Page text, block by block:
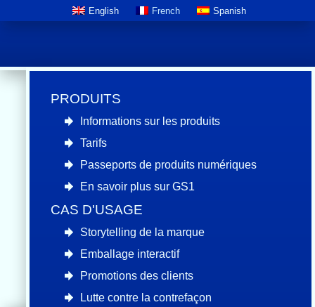
PRODUITS
Informations sur les produits
Tarifs
Passeports de produits numériques
En savoir plus sur GS1
CAS D'USAGE
Storytelling de la marque
Emballage interactif
Promotions des clients
Lutte contre la contrefaçon
English French Spanish
Conditions
d'utilisation
En savoir plus sur les détails de
notre collaboration.